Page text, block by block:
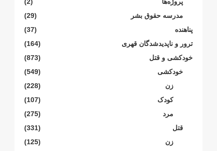
مدرسە حقوق بشر
(29)
پناهنده
(37)
ترور و ناپدیدشدگان قهری
(164)
خودکشی و قتل
(873)
خودکشی
(549)
زن
(228)
کودک
(107)
مرد
(275)
قتل
(331)
زن
(125)